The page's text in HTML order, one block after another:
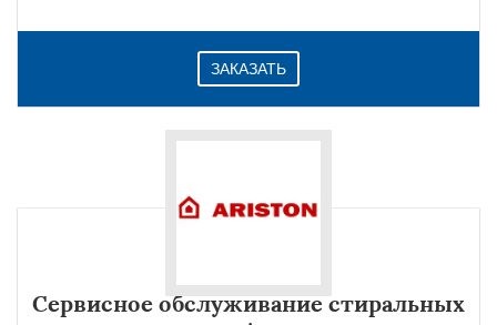
ЗАКАЗАТЬ
Сервисное обслуживание стиральных